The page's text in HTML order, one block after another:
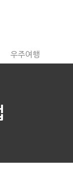
우주여행